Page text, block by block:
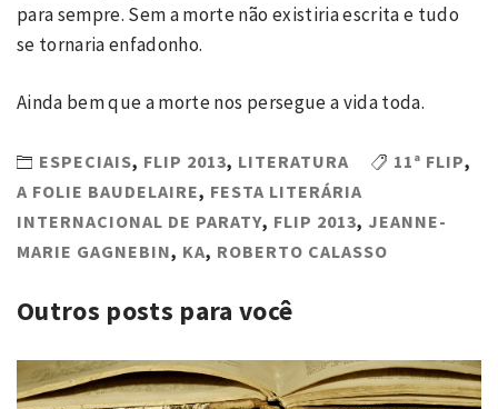
para sempre. Sem a morte não existiria escrita e tudo
se tornaria enfadonho.
Ainda bem que a morte nos persegue a vida toda.
ESPECIAIS, FLIP 2013, LITERATURA 11ª FLIP,
A FOLIE BAUDELAIRE, FESTA LITERÁRIA
INTERNACIONAL DE PARATY, FLIP 2013, JEANNE-
MARIE GAGNEBIN, KA, ROBERTO CALASSO
Outros posts para você